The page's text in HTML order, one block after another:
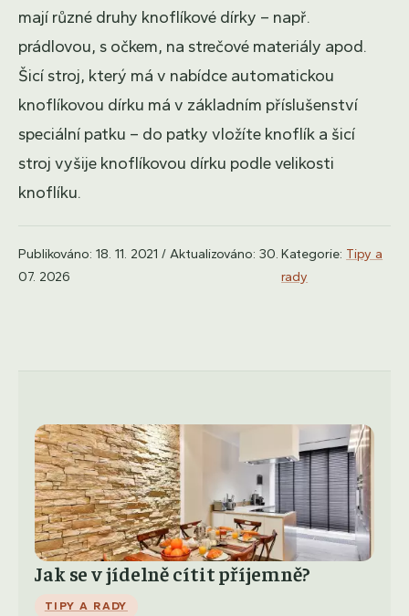
mají různé druhy knoflíkové dírky – např.
prádlovou, s očkem, na strečové materiály apod.
Šicí stroj, který má v nabídce automatickou
knoflíkovou dírku má v základním příslušenství
speciální patku – do patky vložíte knoflík a šicí
stroj vyšije knoflíkovou dírku podle velikosti
knoflíku.
Publikováno: 18. 11. 2021 / Aktualizováno: 30.
07. 2026
Kategorie: Tipy a
rady
Jak se v jídelně cítit příjemně?
TIPY A RADY